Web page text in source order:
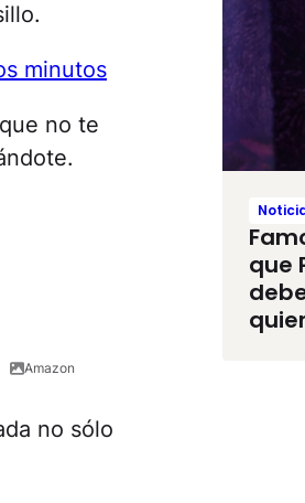
minutos
no te
Amazon
no sólo
que